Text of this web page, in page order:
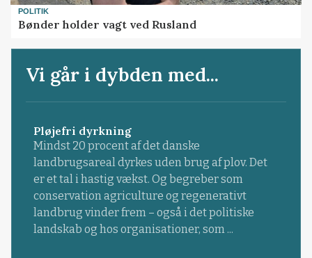
POLITIK
Bønder holder vagt ved Rusland
Vi går i dybden med...
Pløjefri dyrkning
Mindst 20 procent af det danske
landbrugsareal dyrkes uden brug af plov. Det
er et tal i hastig vækst. Og begreber som
conservation agriculture og regenerativt
landbrug vinder frem – også i det politiske
landskab og hos organisationer, som ...